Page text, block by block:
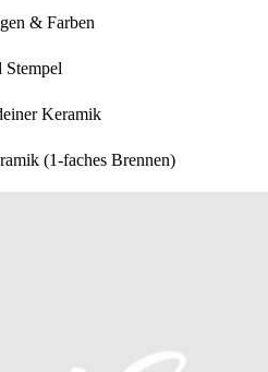
& Farben
Stempel
Keramik
(1-faches Brennen)